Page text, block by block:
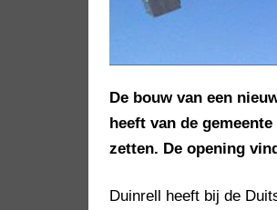
De bouw van een
heeft van de
zetten. De opening
Duinrell heeft bij de